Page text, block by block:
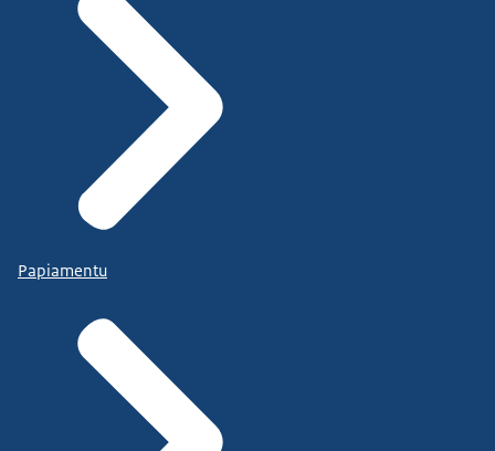
Papiamentu